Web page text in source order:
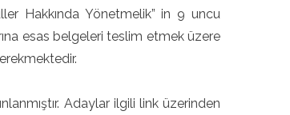
Hakkında Yönetmelik” in 9 uncu
esas belgeleri teslim etmek üzere
Adaylar ilgili link üzerinden